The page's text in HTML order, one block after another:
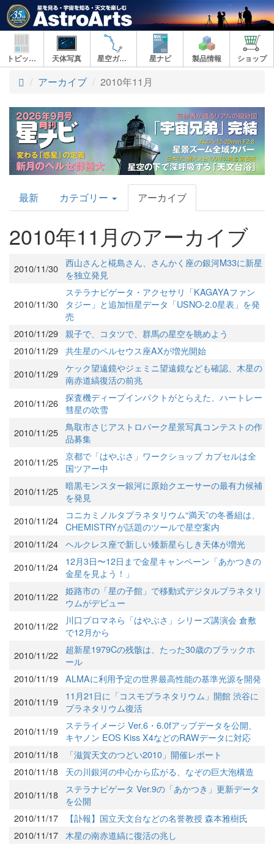
トピックス 天体写真 星空ガイド 星ナビ 製品情報 ショップ
アーカイブ 2010年11月
AstroArts
Topics
最新 カテゴリー アーカイブ
2010年11月のアーカイブ
2010/11/30 西山さんと椛島さん、さんかく座の銀河M33に新星
を独立発見
2010/11/30
ステラナビゲータ・アクセサリ「KAGAYAファン
タジー」と追加恒星データ「USNO-2.0星表」を発
売
2010/11/29 親子で、コタツで、群馬の星空を眺めよう
2010/11/29 共生星のペルセウス座AXが増光開始
2010/11/29 ケック望遠鏡やジェミニ望遠鏡なども確認、木星の
南赤道縞復活の前兆
2010/11/26 探査機ディープインパクトがとらえた、ハートレー
彗星の吹雪
2010/11/25 鳥取市さじアストロパーク星景写真コンテストの作
品募集
2010/11/25 京都で「はやぶさ」ワークショップ カプセルは全
国ツアー中
2010/11/25 暗黒モンスター銀河に原始クエーサーの最有力候補
を発見
2010/11/24
コニカミノルタプラネタリウム“満天”の冬番組は、
CHEMISTRYが話題のツールで星空案内
2010/11/24 ヘルクレス座で新しい矮新星らしき天体が増光
2010/11/24
12月3日〜12日まで金星キャンペーン「あかつきの
金星を見よう！」
2010/11/22 姫路市の「星の子館」で移動式デジタルプラネタリ
ウムがデビュー
2010/11/22
川口プロマネら「はやぶさ」シリーズ講演会 倉敷
で12月から
2010/11/22
超新星1979Cの残骸は、たった30歳のブラックホ
ール
2010/11/19 ALMAに利用予定の世界最高性能の基準光源を開発
2010/11/19
11月21日に「コスモプラネタリウム」開館 渋谷に
プラネタリウム復活
2010/11/19
ステライメージ Ver.6・6.0fアップデータを公開、
キヤノン EOS Kiss X4などのRAWデータに対応
2010/11/18
「滋賀天文のつどい2010」開催レポート
2010/11/18
天の川銀河の中心から広がる、なぞの巨大泡構造
2010/11/18
ステラナビゲータ Ver.9の「あかつき」更新データ
を公開
2010/11/17
【訃報】国立天文台などの名誉教授 森本雅樹氏
2010/11/17 木星の南赤道縞に復活の兆し